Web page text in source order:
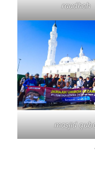
raudhoh
masjid